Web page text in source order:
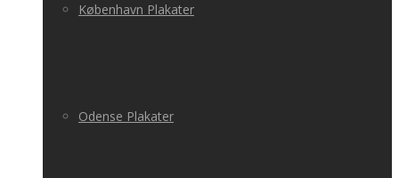
København Plakater
Odense Plakater